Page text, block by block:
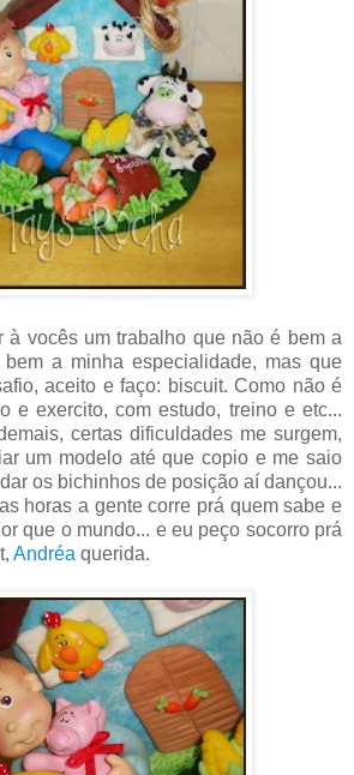
à vocês um trabalho que não é bem a
a minha especialidade, mas que
aceito e faço: biscuit. Como não é
e exercito, com estudo, treino e etc...
certas dificuldades me surgem,
um modelo até que copio e me saio
os bichinhos de posição aí dançou...
horas a gente corre prá quem sabe e
que o mundo... e eu peço socorro prá
Andréa querida.